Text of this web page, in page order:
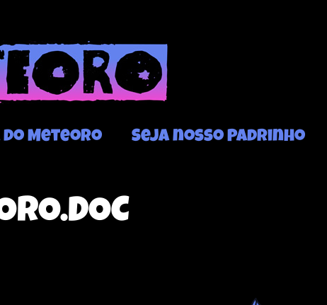
do Meteoro Seja nosso Padrinho